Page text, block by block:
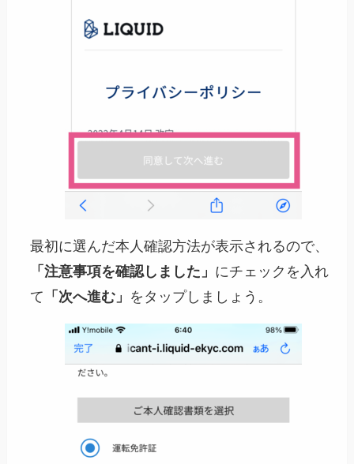
最初に選んだ本人確認方法が表示されるので、
「注意事項を確認しました」 にチェックを入れ
て 「次へ進む」 をタップしましょう。